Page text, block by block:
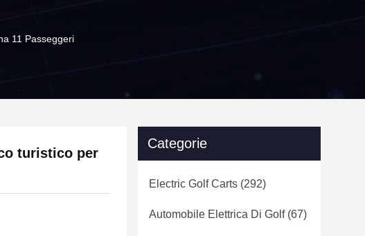
11 Passeggeri
turistico per
Categorie
Electric Golf Carts (292)
Automobile Elettrica Di Golf(67)